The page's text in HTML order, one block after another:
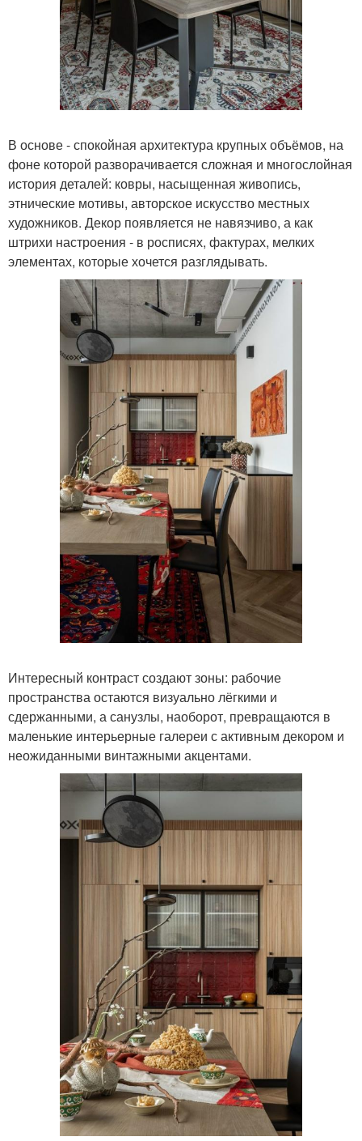
В основе - спокойная архитектура крупных объёмов, на
фоне которой разворачивается сложная и многослойная
история деталей: ковры, насыщенная живопись,
этнические мотивы, авторское искусство местных
художников. Декор появляется не навязчиво, а как
штрихи настроения - в росписях, фактурах, мелких
элементах, которые хочется разглядывать.
Интересный контраст создают зоны: рабочие
пространства остаются визуально лёгкими и
сдержанными, а санузлы, наоборот, превращаются в
маленькие интерьерные галереи с активным декором и
неожиданными винтажными акцентами.